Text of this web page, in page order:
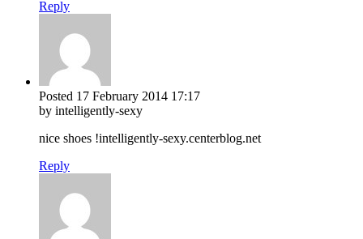
Reply
Posted 17 February 2014 17:17
by intelligently-sexy
nice shoes !intelligently-sexy.centerblog.net
Reply